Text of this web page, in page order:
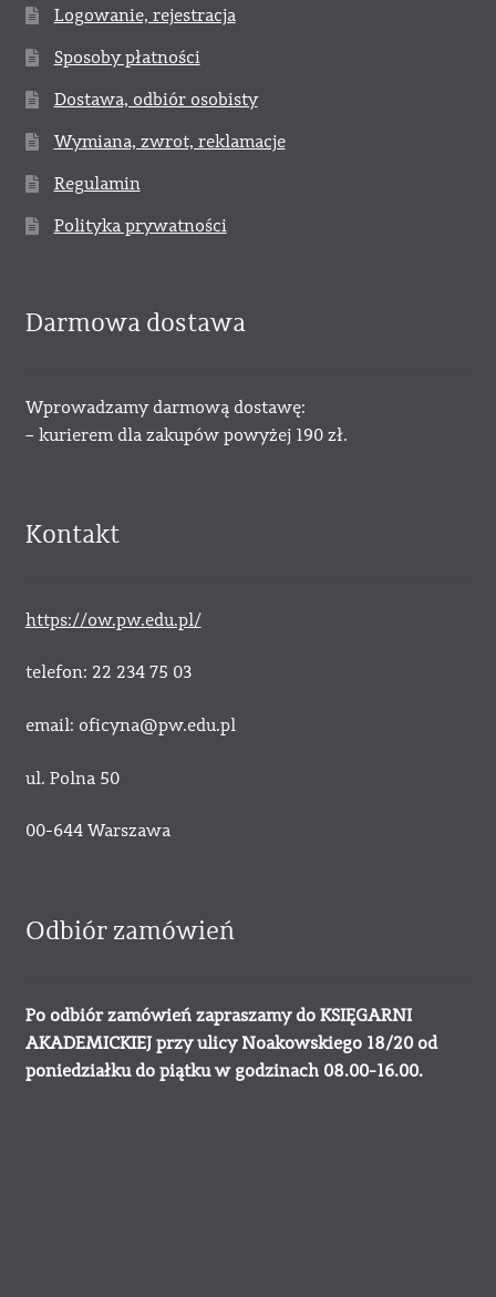
Logowanie, rejestracja
Sposoby płatności
Dostawa, odbiór osobisty
Wymiana, zwrot, reklamacje
Regulamin
Polityka prywatności
Darmowa dostawa
Wprowadzamy darmową dostawę:
– kurierem dla zakupów powyżej 190 zł.
Kontakt
https://ow.pw.edu.pl/
telefon: 22 234 75 03
email: oficyna@pw.edu.pl
ul. Polna 50
00-644 Warszawa
Odbiór zamówień
Po odbiór zamówień zapraszamy do KSIĘGARNI
AKADEMICKIEJ przy ulicy Noakowskiego 18/20 od
poniedziałku do piątku w godzinach 08.00-16.00.